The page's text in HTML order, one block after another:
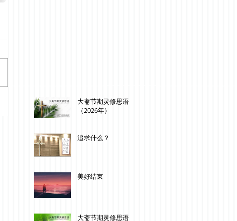
大斋节期灵修思语
（2026年）
追求什么？
美好结束
大斋节期灵修思语